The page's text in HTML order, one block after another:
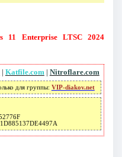
11 Enterprise LTSC 2024
| Katfile.com | Nitroflare.com
для группы: VIP-diakov.net